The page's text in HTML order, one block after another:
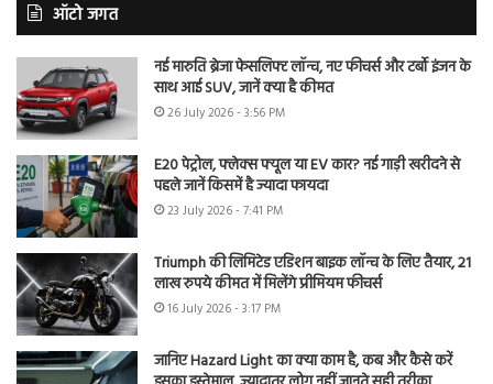
ऑटो जगत
नई मारुति ब्रेजा फेसलिफ्ट लॉन्च, नए फीचर्स और टर्बो इंजन के
साथ आई SUV, जानें क्या है कीमत
26 July 2026 - 3:56 PM
E20 पेट्रोल, फ्लेक्स फ्यूल या EV कार? नई गाड़ी खरीदने से
पहले जानें किसमें है ज्यादा फायदा
23 July 2026 - 7:41 PM
Triumph की लिमिटेड एडिशन बाइक लॉन्च के लिए तैयार, 21
लाख रुपये कीमत में मिलेंगे प्रीमियम फीचर्स
16 July 2026 - 3:17 PM
जानिए Hazard Light का क्या काम है, कब और कैसे करें